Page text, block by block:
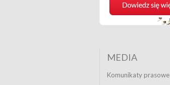
MEDIA
Komunikaty prasowe